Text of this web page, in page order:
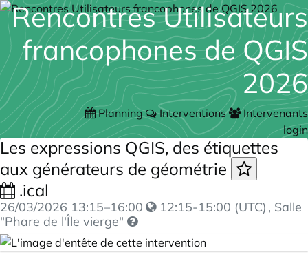
Rencontres Utilisateurs
francophones de QGIS
2026
Planning Interventions
Intervenants
login
Les expressions QGIS, des étiquettes
aux générateurs de géométrie
.ical
26/03/2026 13:15–16:00 12:15-15:00 (UTC) , Salle
"Phare de l'Île vierge"